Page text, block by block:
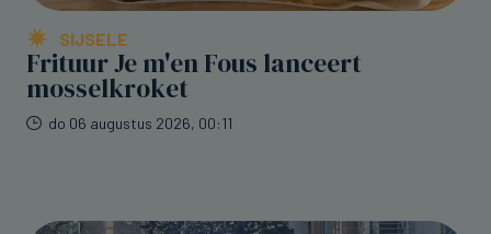
SIJSELE
Frituur Je m'en Fous lanceert
mosselkroket
do 06 augustus 2026, 00:11